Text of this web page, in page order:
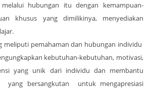
hubungan itu dengan kemampuan-
khusus yang dimilikinya, menyediakan
meliputi pemahaman dan hubungan individu
kebutuhan-kebutuhan, motivasi,
yang unik dari individu dan membantu
yang bersangkutan
untuk mengapresiasi